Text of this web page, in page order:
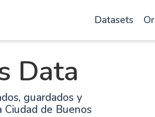
Datasets
Data
guardados y
de Buenos